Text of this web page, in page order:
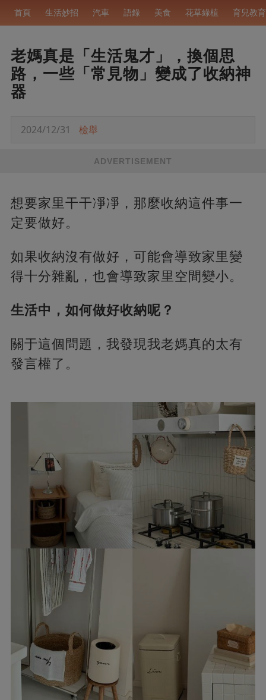
首頁 生活妙招 汽車 語錄 美食 花草綠植 育兒教育
老媽真是「生活鬼才」，換個思
路，一些「常見物」變成了收納神
器
2024/12/31 檢舉
ADVERTISEMENT
想要家里干干凈凈，那麼收納這件事一
定要做好。
如果收納沒有做好，可能會導致家里變
得十分雜亂，也會導致家里空間變小。
生活中，如何做好收納呢？
關于這個問題，我發現我老媽真的太有
發言權了。